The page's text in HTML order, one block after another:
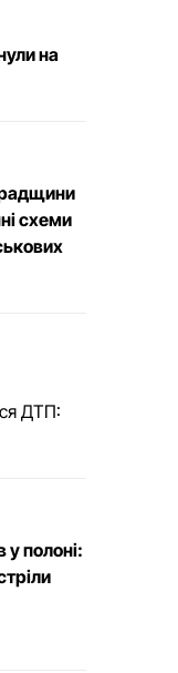
на
схеми
ДТП:
полоні: